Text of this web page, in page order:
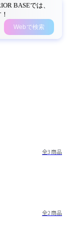
BASEでは、
Webで検索
全3商品
全2商品